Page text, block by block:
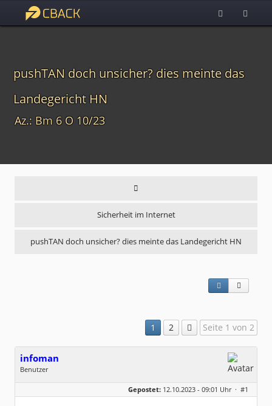
pushTAN doch unsicher? dies meinte das
Landegericht HN
Az.: Bm 6 O 10/23
Sicherheit im Internet
pushTAN doch unsicher? dies meinte das Landegericht HN
1 2 Seite 1 von 2
infoman
Benutzer
Geschlecht:
Dabei seit:
06 / 2008
Gepostet: 12.10.2023 - 09:01 Uhr · #1